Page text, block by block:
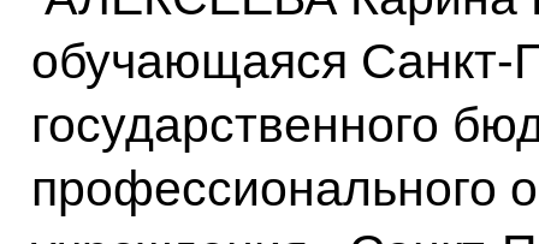
обучающаяся Санкт-
государственного
профессионального